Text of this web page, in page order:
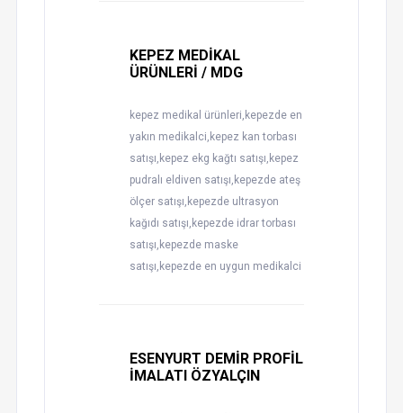
KEPEZ MEDİKAL
ÜRÜNLERİ / MDG
kepez medikal ürünleri,kepezde en
yakın medikalci,kepez kan torbası
satışı,kepez ekg kağtı satışı,kepez
pudralı eldiven satışı,kepezde ateş
ölçer satışı,kepezde ultrasyon
kağıdı satışı,kepezde idrar torbası
satışı,kepezde maske
satışı,kepezde en uygun medikalci
ESENYURT DEMİR PROFİL
İMALATI ÖZYALÇIN